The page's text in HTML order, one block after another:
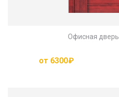
Офисная дверь
от 6300₽